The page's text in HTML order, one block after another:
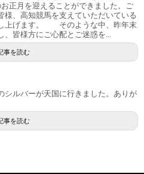
正月を迎えることができました。ご
様、高知競馬を支えていただいている
上げます。 そのような中、昨年末
皆様方にご心配とご迷惑を...
事を読む
シルバーが天国に行きました。ありが
事を読む